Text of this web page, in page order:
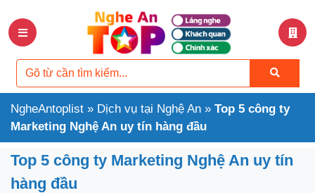
NgheAntoplist » Dịch vụ tại Nghệ An » Top 5 công ty
Marketing Nghệ An uy tín hàng đầu
Top 5 công ty Marketing Nghệ An uy tín
hàng đầu